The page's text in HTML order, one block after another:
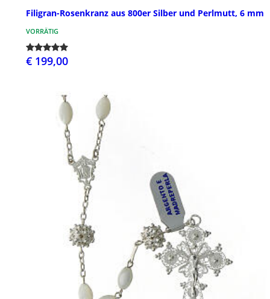
Filigran-Rosenkranz aus 800er Silber und Perlmutt, 6 mm
VORRÄTIG
€ 199,00